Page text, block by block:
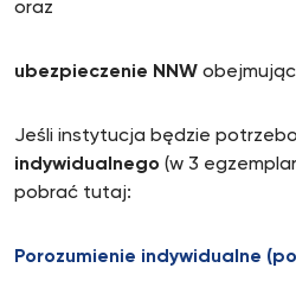
oraz
ubezpieczenie NNW
Jeśli instytucja będzie
indywidualnego (w 3
pobrać tutaj:
Porozumienie indywidualne